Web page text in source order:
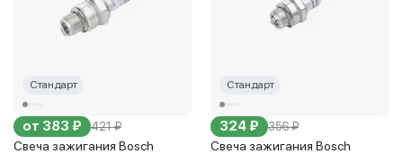
Стандарт
от 383 ₽ 421 ₽
Свеча зажигания Bosch
Стандарт
324 ₽ 356 ₽
Свеча зажигания Bosch